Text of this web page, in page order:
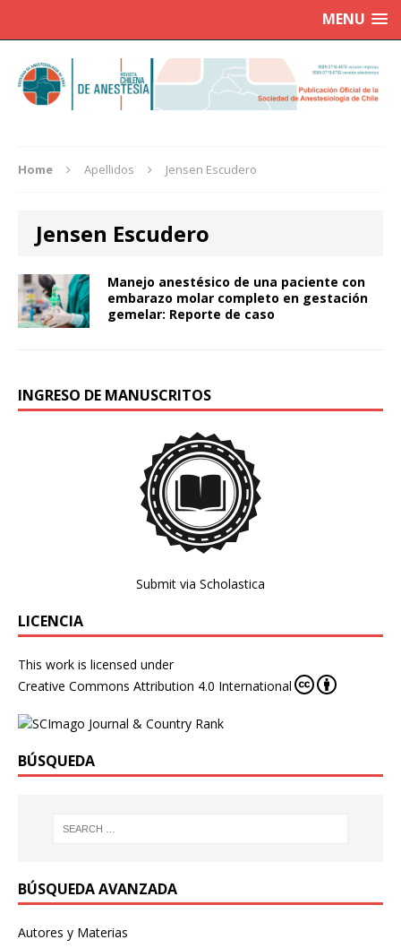
MENU
Home Apellidos Jensen Escudero
Jensen Escudero
Manejo anestésico de una paciente con
embarazo molar completo en gestación
gemelar: Reporte de caso
INGRESO DE MANUSCRITOS
Submit via Scholastica
LICENCIA
This work is licensed under
Creative Commons Attribution 4.0 International
BÚSQUEDA
BÚSQUEDA AVANZADA
Autores y Materias